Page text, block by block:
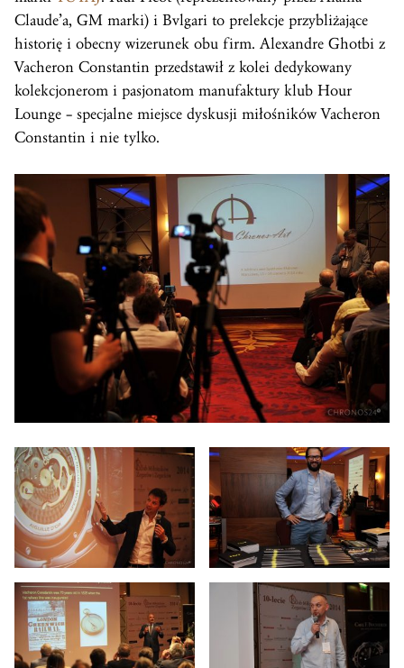
Claude’a, GM marki) i Bvlgari to prelekcje przybliżające
historię i obecny wizerunek obu firm. Alexandre Ghotbi z
Vacheron Constantin przedstawił z kolei dedykowany
kolekcjonerom i pasjonatom manufaktury klub Hour
Lounge – specjalne miejsce dyskusji miłośników Vacheron
Constantin i nie tylko.